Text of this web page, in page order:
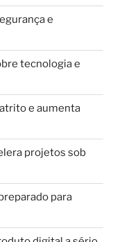
e
tecnologia e
e aumenta
projetos sob
para